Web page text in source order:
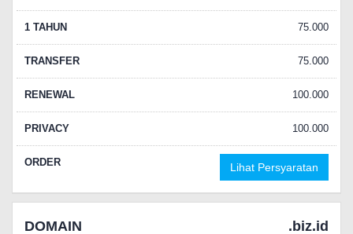
1 TAHUN 75.000
TRANSFER 75.000
RENEWAL 100.000
PRIVACY 100.000
ORDER Lihat Persyaratan
DOMAIN .biz.id